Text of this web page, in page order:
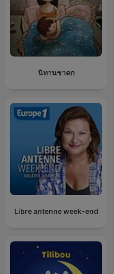
นิทานชาดก
Libre antenne week-end